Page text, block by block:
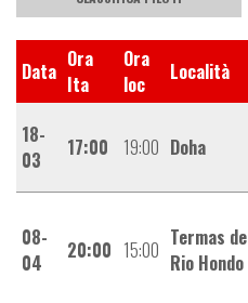
Data Ora
Ita
Ora
loc
Località
18-
03
17:00 19:00 Doha
08-
04
20:00 15:00 Termas de
Rio Hondo